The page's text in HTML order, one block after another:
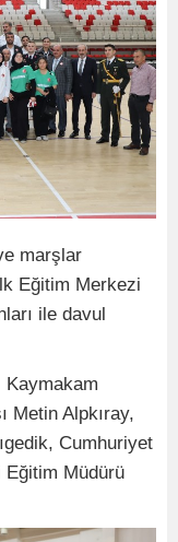
marşlar
Eğitim Merkezi
ile davul
Kaymakam
Metin Alpkıray,
Cumhuriyet
Eğitim Müdürü